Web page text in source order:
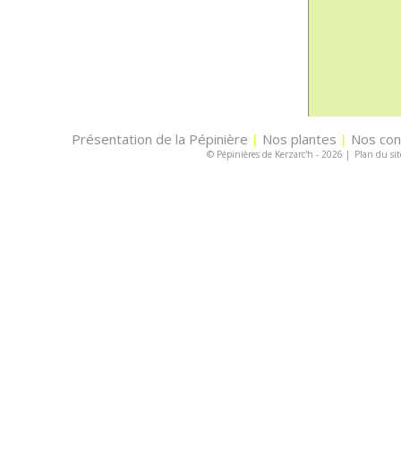
Présentation de la Pépinière | Nos plantes | Nos
© Pépinières de Kerzarc'h - 2026 | Plan du